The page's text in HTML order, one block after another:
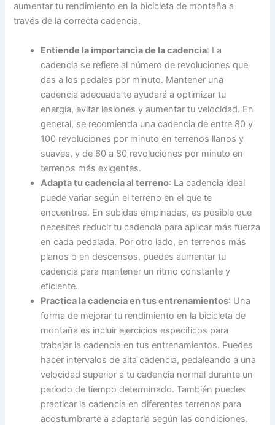
aumentar tu rendimiento en la bicicleta de montaña a
través de la correcta cadencia.
Entiende la importancia de la cadencia: La
cadencia se refiere al número de revoluciones que
das a los pedales por minuto. Mantener una
cadencia adecuada te ayudará a optimizar tu
energía, evitar lesiones y aumentar tu velocidad. En
general, se recomienda una cadencia de entre 80 y
100 revoluciones por minuto en terrenos llanos y
suaves, y de 60 a 80 revoluciones por minuto en
terrenos más exigentes.
Adapta tu cadencia al terreno: La cadencia ideal
puede variar según el terreno en el que te
encuentres. En subidas empinadas, es posible que
necesites reducir tu cadencia para aplicar más fuerza
en cada pedalada. Por otro lado, en terrenos más
planos o en descensos, puedes aumentar tu
cadencia para mantener un ritmo constante y
eficiente.
Practica la cadencia en tus entrenamientos: Una
forma de mejorar tu rendimiento en la bicicleta de
montaña es incluir ejercicios específicos para
trabajar la cadencia en tus entrenamientos. Puedes
hacer intervalos de alta cadencia, pedaleando a una
velocidad superior a tu cadencia normal durante un
período de tiempo determinado. También puedes
practicar la cadencia en diferentes terrenos para
acostumbrarte a adaptarla según las condiciones.